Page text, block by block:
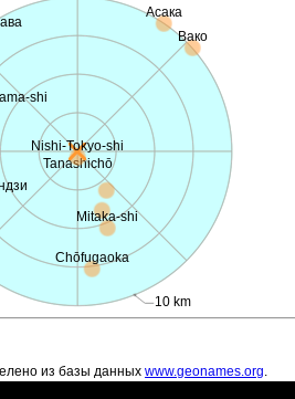
Tanashichō
10 km
Chōfugaoka
Nishi-Tokyo-shi
Mitaka-shi
shi
Асака
Вако
из базы данных www.geonames.org.